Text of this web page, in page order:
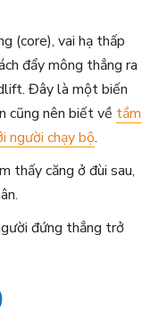
(core), vai hạ thấp
đẩy mông thẳng ra
Đây là một biến
cũng nên biết về tầm
người chạy bộ.
thấy căng ở đùi sau,
đứng thẳng trở